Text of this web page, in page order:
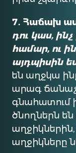
7․ Հաճախ
դու կաս,
համար, ու
այդպիսին
են աղջկա
արագ
գնահատում
ծնողներն
աղջիկներին,
աղջիկները